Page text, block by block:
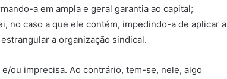
a em ampla e geral garantia ao capital;
no caso a que ele contém, impedindo-a de aplicar a
a organização sindical.
ou imprecisa. Ao contrário, tem-se, nele, algo